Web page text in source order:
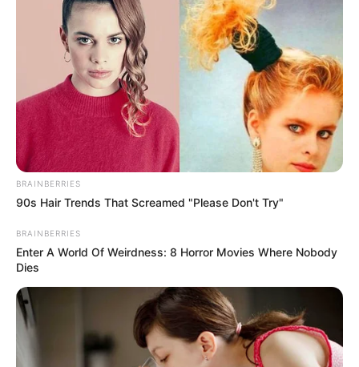
BRAINBERRIES
90s Hair Trends That Screamed "Please Don't Try"
BRAINBERRIES
Enter A World Of Weirdness: 8 Horror Movies Where Nobody
Dies